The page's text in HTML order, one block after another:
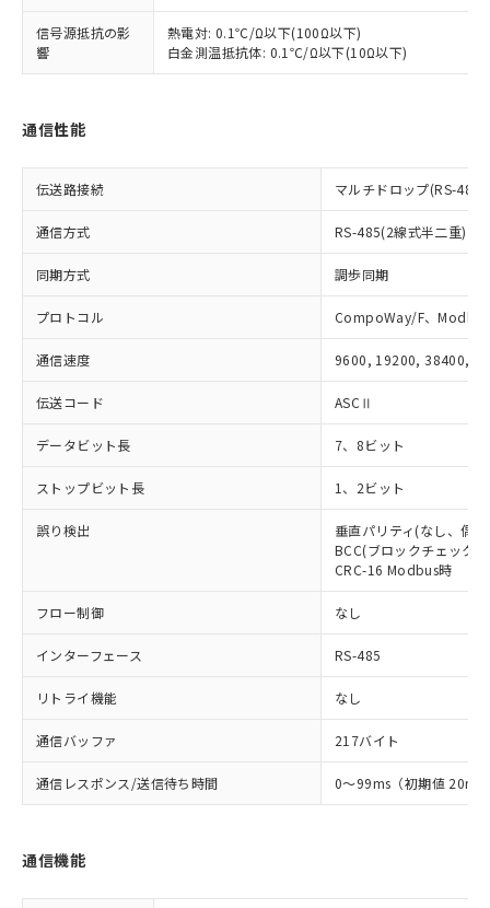
信号源抵抗の影
響
熱電対: 0.1℃/Ω以下(100Ω以下)
白金測温抵抗体: 0.1℃/Ω以下(10Ω以下)
通信性能
伝送路接続 マルチドロップ(RS-485)
通信方式 RS-485(2線式半二重)
同期方式 調歩同期
プロトコル CompoWay/F、Modbus
通信速度 9600, 19200, 38400,
伝送コード ASCⅡ
データビット長 7、8ビット
ストップビット長 1、2ビット
誤り検出
垂直パリティ(なし、偶
BCC(ブロックチェック
CRC-16 Modbus時
フロー制御 なし
インターフェース RS-485
リトライ機能 なし
通信バッファ 217バイト
通信レスポンス/送信待ち時間 0～99ms（初期値 20ms
通信機能
既に当社にて対応品への在庫切替を完了
していることから、特段のことがない限
り、2022年1月12日より割愛しておりま